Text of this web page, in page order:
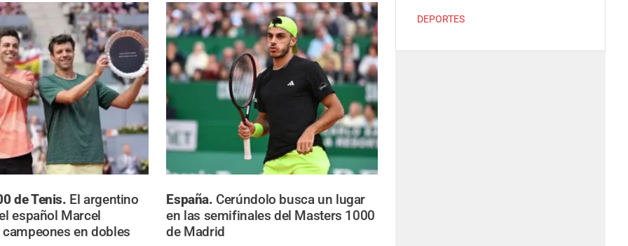
de Tenis. El argentino
español Marcel
en dobles
España. Cerúndolo busca un lugar
en las semifinales del Masters 1000
de Madrid
DEPORTES